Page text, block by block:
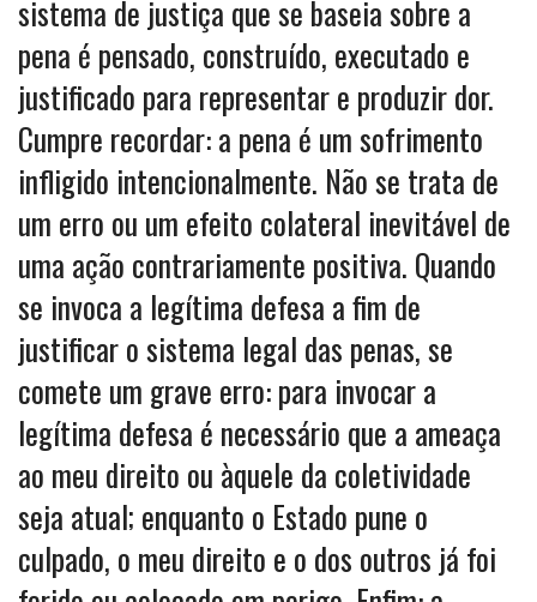
sistema de justiça que se baseia sobre a
pena é pensado, construído, executado e
justificado para representar e produzir dor.
Cumpre recordar: a pena é um sofrimento
infligido intencionalmente. Não se trata de
um erro ou um efeito colateral inevitável de
uma ação contrariamente positiva. Quando
se invoca a legítima defesa a fim de
justificar o sistema legal das penas, se
comete um grave erro: para invocar a
legítima defesa é necessário que a ameaça
ao meu direito ou àquele da coletividade
seja atual; enquanto o Estado pune o
culpado, o meu direito e o dos outros já foi